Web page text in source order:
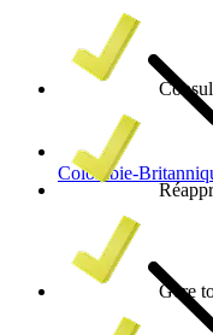
Colombie-
Gère